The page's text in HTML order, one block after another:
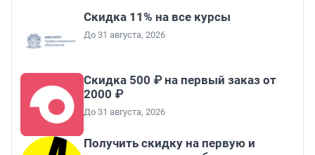
Скидка 11% на все курсы
До 31 августа, 2026
Скидка 500 ₽ на первый заказ от
2000 ₽
До 31 августа, 2026
Получить скидку на первую и